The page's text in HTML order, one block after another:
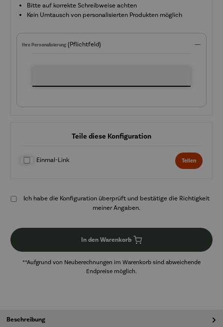
Bitte auf korrekte Schreibweise achten
Kein Umtausch von personalisierten Produkten möglich
Ihre Personalisierung (Pflichtfeld)
Teile diese Konfiguration
Einmal-Link Teilen
Ich habe die Konfiguration überprüft und bestätige die Richtigkeit
meiner Angaben.
In den Warenkorb
**Aufgrund von Neuberechnungen im Warenkorb sind abweichende
Endpreise möglich.
Beschreibung